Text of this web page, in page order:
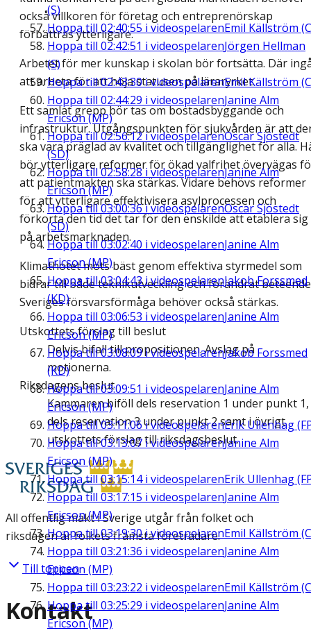
(S)
Hoppa till 02:40:55 i videospelarenEmil Källström
Hoppa till 02:42:51 i videospelarenJörgen Hellman
(S)
Hoppa till02:43:30i videospelarenEmil Källström
Hoppa till 02:44:29 i videospelarenJanine Alm
Ericson (MP)
Hoppa till02:56:12i videospelarenOscar Sjöstedt
(SD)
Hoppa till02:58:28i videospelarenJanine Alm
Ericson (MP)
Hoppa till03:00:36i videospelarenOscar Sjöstedt
(SD)
Hoppa till03:02:40 i videospelarenJanine Alm
Ericson (MP)
Hoppa till03:04:43i videospelarenJakob Forssmed
(KD)
Hoppa till 03:06:53 i videospelarenJanine Alm
Ericson (MP)
Hoppa till03:08:09i videospelarenJakob Forssmed
(KD)
Hoppa till03:09:51 i videospelarenJanine Alm
Ericson (MP)
Hoppa till03:11:06i videospelarenErik Ullenhag
Hoppa till03:13:07i videospelarenJanine Alm
Ericson (MP)
Hoppa till03:15:14i videospelarenErik Ullenhag
Hoppa till 03:17:15 i videospelarenJanine Alm
Ericson (MP)
Hoppa till03:19:30i videospelarenEmil Källström
Hoppa till 03:21:36 i videospelarenJanine Alm
Ericson (MP)
Hoppa till 03:23:22 i videospelarenEmil Källström
Hoppa till 03:25:29 i videospelarenJanine Alm
Ericson (MP)
också villkoren för företag och entreprenörskap
förbättras ytterligare.
Arbetet för mer kunskap i skolan bör fortsätta. Där
att arbeta för att höja statusen på läraryrket.
Ett samlat grepp bör tas om bostadsbyggande och
infrastruktur. Utgångspunkten för sjukvården är att
ska vara präglad av kvalitet och tillgänglighet för alla.
bör ytterligare reformer för ökad valfrihet övervägas
att patientmakten ska stärkas. Vidare behövs reformer
för att ytterligare effektivisera asylprocessen och
förkorta den tid det tar för den enskilde att etablera sig
på arbetsmarknaden.
Klimathotet möts bäst genom effektiva styrmedel som
bidrar till både teknikutveckling och förändrat
Sveriges försvarsförmåga behöver också stärkas.
Utskottets förslag till beslut
Delvis bifall till propositionen. Avslag på
motionerna.
Riksdagens beslut
Kammaren biföll dels reservation 1 under punkt 1,
dels reservation 3 under punkt 2 samt i övrigt
utskottets förslag till riksdagsbeslut.
All offentlig makt i Sverige utgår från folket och
riksdagen är folkets främsta företrädare.
Till toppen
Kontakt